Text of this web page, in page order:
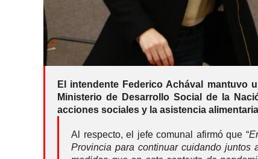
El intendente Federico Achával mantuvo
Ministerio de Desarrollo Social de la
acciones sociales y la asistencia alimentaria
Al respecto, el jefe comunal afirmó que “
Provincia para continuar cuidando